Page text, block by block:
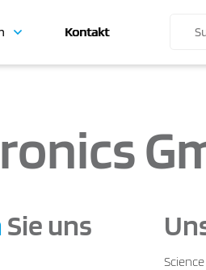
Kontakt
Sie uns